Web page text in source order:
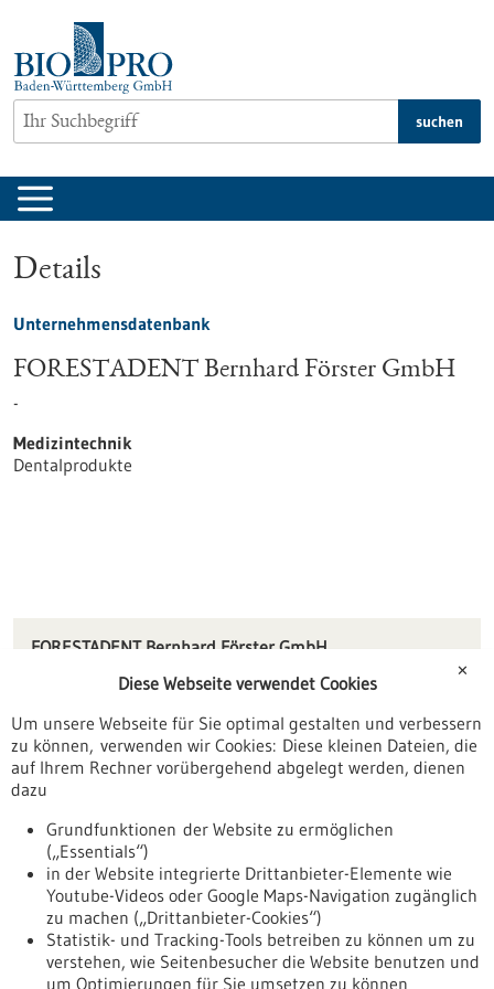
springen
suchen
Details
Unternehmensdatenbank
FORESTADENT Bernhard Förster GmbH
-
Medizintechnik
Dentalprodukte
FORESTADENT Bernhard Förster GmbH
75172 Pforzheim
kundenservice(at)forestadent.com
www.forestadent.de
Zurück zur Ergebnisliste
Nach oben
✕
Diese Webseite verwendet Cookies
Um unsere Webseite für Sie optimal gestalten und verbessern
zu können, verwenden wir Cookies: Diese kleinen Dateien, die
auf Ihrem Rechner vorübergehend abgelegt werden, dienen
dazu
Grundfunktionen der Website zu ermöglichen
(„Essentials“)
in der Website integrierte Drittanbieter-Elemente wie
Youtube-Videos oder Google Maps-Navigation zugänglich
zu machen („Drittanbieter-Cookies“)
Statistik- und Tracking-Tools betreiben zu können um zu
verstehen, wie Seitenbesucher die Website benutzen und
um Optimierungen für Sie umsetzen zu können